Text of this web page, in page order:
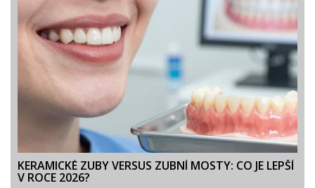
KERAMICKÉ ZUBY VERSUS ZUBNÍ MOSTY: CO JE LEPŠÍ
V ROCE 2026?